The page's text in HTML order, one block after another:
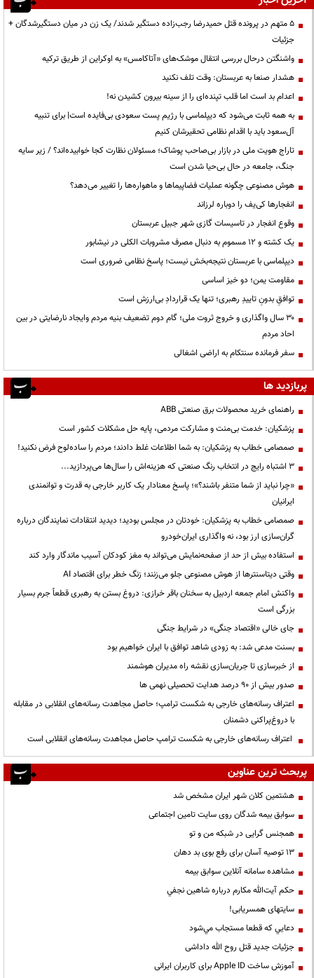
۵ متهم در پرونده قتل حمیدرضا رجب‌زاده دستگیر شدند/ یک زن در میان دستگیرشدگان +
جزئیات
واشنگتن درحال بررسی انتقال موشک‌های «آتاکامس» به اوکراین از طریق ترکیه
هشدار صنعا به عربستان: وقت تلف نکنید
اعدام بد است اما قلب تپنده‌ای را از سینه بیرون کشیدن نه!
به همه ثابت می‌شود که دیپلماسی با رژیم پست سعودی بی‌فایده است| برای تنبیه
آل‌سعود باید با اقدام نظامی تحقیرشان کنیم
تاراج هویت ملی در بازار بی‌صاحب پوشاک؛ مسئولان نظارت کجا خوابیده‌اند؟ / زیر سایه
جنگ، جامعه در حال بی‌حیا شدن است
هوش مصنوعی چگونه عملیات فضاپیماها و ماهواره‌ها را تغییر می‌دهد؟
انفجارها کی‌یف را دوباره لرزاند
وقوع انفجار در تاسیسات گازی شهر جبیل عربستان
یک کشته و ۱۲ مسموم به دنبال مصرف مشروبات الکلی در نیشابور
دیپلماسی با عربستان نتیجه‌بخش نیست؛ پاسخ نظامی ضروری است
مقاومت یمن؛ دو خیز اساسی
توافقِ بدونِ تاییدِ رهبری؛ تنها یک قراردادِ بی‌ارزش است
۳۰ سال واگذاری و خروج ثروت ملی؛ گام دوم تضعیف بنیه مردم وایجاد نارضایتی در بین
احاد مردم
سفر فرمانده سنتکام به اراضی اشغالی
پربازدید ها
راهنمای خرید محصولات برق صنعتی ABB
پزشکیان: خدمت بی‌منت و مشارکت مردمی، پایه حل مشکلات کشور است
صمصامی خطاب به پزشکیان: به شما اطلاعات غلط دادند؛ مردم را ساده‌لوح فرض نکنید!
3 اشتباه رایج در انتخاب رنگ صنعتی که هزینه‌اش را سال‌ها می‌پردازید...
«چرا نباید از شما متنفر باشند؟»؛ پاسخ معنادار یک کاربر خارجی به قدرت و توانمندی
ایرانیان
صمصامی خطاب به پزشکیان: خودتان در مجلس بودید؛ دیدید انتقادات نمایندگان درباره
گران‌سازی ارز بود، نه واگذاری ایران‌خودرو
استفاده بیش از حد از صفحه‌نمایش می‌تواند به مغز کودکان آسیب ماندگار وارد کند
وقتی دیتاسنترها از هوش مصنوعی جلو می‌زنند؛ زنگ خطر برای اقتصاد AI
واکنش امام جمعه اردبیل به سخنان باقر خرازی: دروغ بستن به رهبری قطعاً جرم بسیار
بزرگی است
جای خالی «اقتصاد جنگی» در شرایط جنگی
بسنت مدعی شد: به زودی شاهد توافق با ایران خواهیم بود
از خبرسازی تا جریان‌سازی نقشه راه مدیران هوشمند
صدور بیش از ۹۰ درصد هدایت تحصیلی نهمی ها
اعتراف رسانه‌های خارجی به شکست ترامپ؛ حاصل مجاهدت رسانه‌های انقلابی در مقابله
با دروغ‌پراکنی دشمنان
اعتراف رسانه‌های خارجی به شکست ترامپ حاصل مجاهدت رسانه‌های انقلابی است
پربحث ترین عناوین
هشتمین کلان شهر ایران مشخص شد
سوابق بیمه شدگان روی سایت تامین اجتماعی
همجنس گرایی در شبکه من و تو
13 توصیه آسان برای رفع بوی بد دهان
مشاهده سامانه آنلاين سوابق بیمه
حكم آيت‌الله مكارم درباره شاهين نجفي
سایتهای همسریابی!
دعايي كه قطعا مستجاب مي‌شود
جزئیات جدید قتل روح الله داداشی
آموزش ساخت Apple ID برای کاربران ایرانی